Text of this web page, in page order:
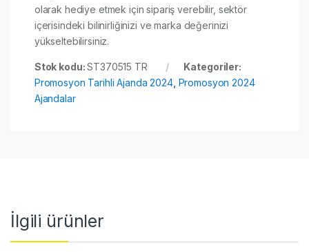
olarak hediye etmek için sipariş verebilir, sektör
içerisindeki bilinirliğinizi ve marka değerinizi
yükseltebilirsiniz.
Stok kodu:ST370515 TR
Kategoriler:
Promosyon Tarihli Ajanda 2024, Promosyon 2024
Ajandalar
İlgili ürünler